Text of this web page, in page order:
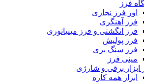
فرز
اور فرز نجاری
فرز آهنگری
فرز انگشتی و فرز مینیاتوری
فرز پولیش
فرز سنگ بری
مینی فرز
ابزار برقی و شارژی
ابزار همه کاره